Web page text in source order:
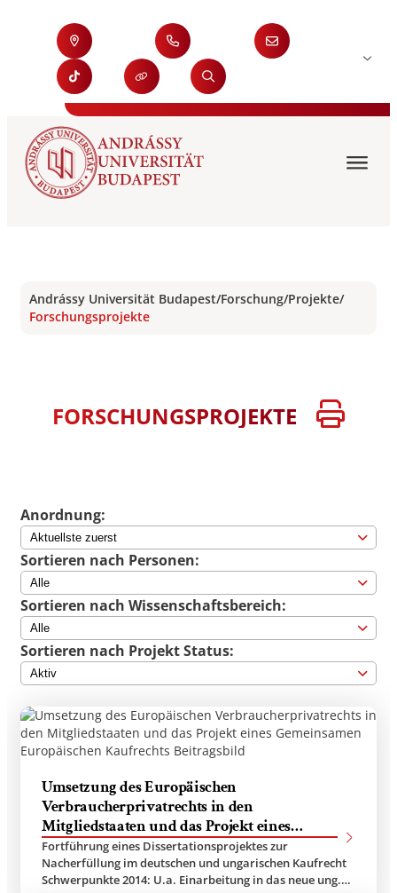
Andrássy Universität Budapest/Forschung/Projekte/
Forschungsprojekte
FORSCHUNGSPROJEKTE
Anordnung:
Sortieren nach Personen:
Sortieren nach Wissenschaftsbereich:
Sortieren nach Projekt Status:
Umsetzung des Europäischen
Verbraucherprivatrechts in den
Mitgliedstaaten und das Projekt eines
Gemeinsamen Europäischen Kaufrechts
Fortführung eines Dissertationsprojektes zur
Nacherfüllung im deutschen und ungarischen Kaufrecht
Schwerpunkte 2014: U.a. Einarbeitung in das neue ung.